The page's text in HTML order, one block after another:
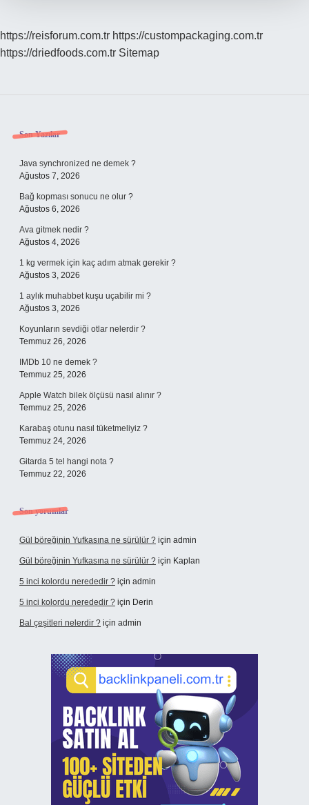
https://reisforum.com.tr https://custompackaging.com.tr
https://driedfoods.com.tr Sitemap
Sidebar
Son Yazılar
Java synchronized ne demek ?
Ağustos 7, 2026
Bağ kopması sonucu ne olur ?
Ağustos 6, 2026
Ava gitmek nedir ?
Ağustos 4, 2026
1 kg vermek için kaç adım atmak gerekir ?
Ağustos 3, 2026
1 aylık muhabbet kuşu uçabilir mi ?
Ağustos 3, 2026
Koyunların sevdiği otlar nelerdir ?
Temmuz 26, 2026
IMDb 10 ne demek ?
Temmuz 25, 2026
Apple Watch bilek ölçüsü nasıl alınır ?
Temmuz 25, 2026
Karabaş otunu nasıl tüketmeliyiz ?
Temmuz 24, 2026
Gitarda 5 tel hangi nota ?
Temmuz 22, 2026
Son yorumlar
Gül böreğinin Yufkasına ne sürülür ? için admin
Gül böreğinin Yufkasına ne sürülür ? için Kaplan
5 inci kolordu nerededir ? için admin
5 inci kolordu nerededir ? için Derin
Bal çeşitleri nelerdir ? için admin